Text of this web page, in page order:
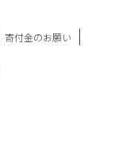
寄付金のお願い